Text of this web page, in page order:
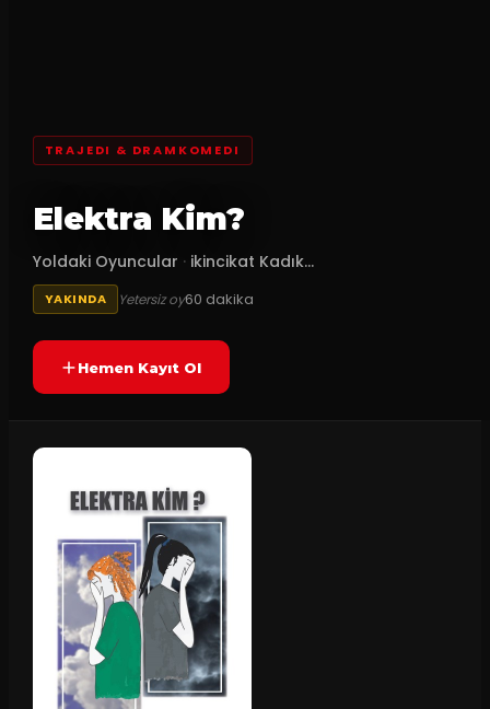
TRAJEDI & DRAMKOMEDI
Elektra Kim?
Yoldaki Oyuncular · ikincikat Kadık...
YAKINDA Yetersiz oy60 dakika
Hemen Kayıt Ol